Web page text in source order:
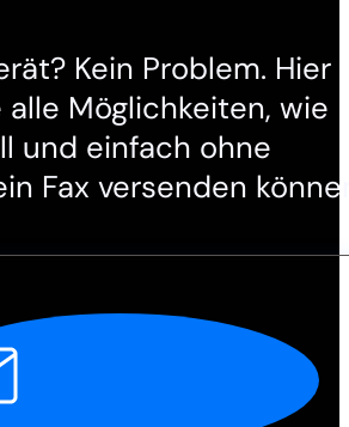
Kein Problem. Hier
alle Möglichkeiten, wie
und einfach ohne
Fax versenden